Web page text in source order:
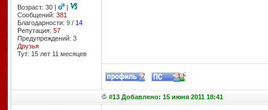
Возраст: 30 |
|
Сообщений: 381
Благодарности: 9/ 14
Репутация: 57
Предупреждений: 3
Друзья
Тут: 15 лет 11 месяцев
#13 Добавлено: 15 июня 2011 18:41